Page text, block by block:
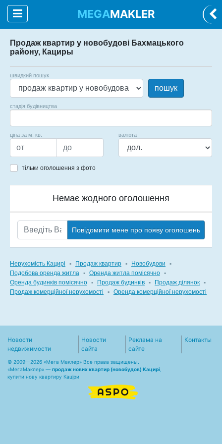
MEGAMAKLER
Продаж квартир у новобудові Бахмацького
району, Кациры
швидкий пошук
пошук
стадія будівництва
ціна за м. кв. валюта
тільки оголошення з фото
Немає жодного оголошення
Повідомити мене про появу оголошень
Нерухомість Кацирі ▪ Продаж квартир ▪ Новобудови
▪
Подобова оренда житла ▪ Оренда житла помісячно ▪
Оренда будинків помісячно ▪ Продаж будинків ▪ Продаж ділянок ▪
Продаж комерційної нерухомості
▪ Оренда комерційної нерухомості
Новости
недвижимости
Новости
сайта
Реклама на
сайте
Контакты
© 2009—2026 «Мега Маклер» Все права защищены.
«МегаМаклер» — продаж нових квартир (новобудов) Кацирі
купити нову квартиру Каціри